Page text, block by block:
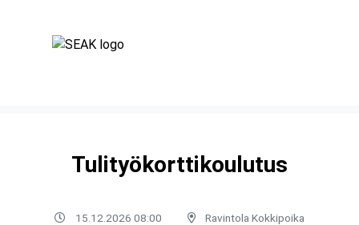
Tulityökorttikoulutus
15.12.2026 08:00 Ravintola Kokkipoika